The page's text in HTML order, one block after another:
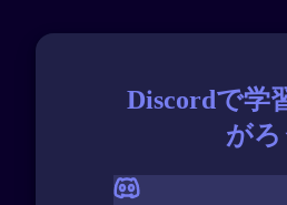
Discordで学
がろ